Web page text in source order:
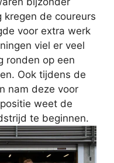
kregen de coureurs
voor extra werk
viel er veel
ronden op een
Ook tijdens de
nam deze voor
weet de
te beginnen.